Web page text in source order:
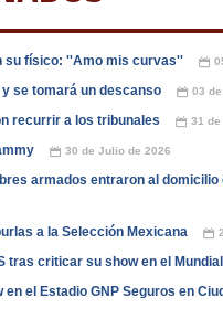
su físico: ''Amo mis curvas'' 📅
se tomará un descanso 📅 03
recurrir a los tribunales 📅 31
📅 30 de Julio de 2026
armados entraron al domicilio
a la Selección Mexicana 📅
tras criticar su show en el Mundial
el Estadio GNP Seguros en